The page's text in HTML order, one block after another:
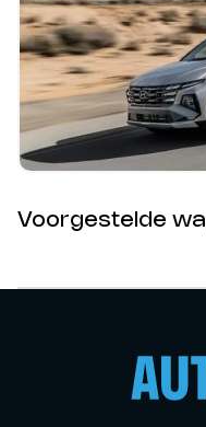
Voorgestelde